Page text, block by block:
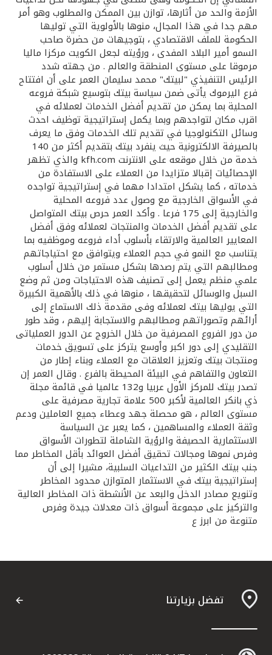
الأزمة والحد من أثارها، توازن بين الممكن والمطلوب وهو أمر
مهم جدا في هذا المجال، منوها بالأولوية التي توليها
الحكومة للملف الاقتصادي ، بتوجيهات من حضرة صاحب
السمو أمير البلاد المفدى ، ورؤيته لجعل الكويت مركزا ماليا
مرموقا على مستوى المنطقة والعالم . من جهته شدد
الرئيس التنفيذي "لبيتك" محمد سليمان العمر على أن افتتاح
فرع اليرموك يأتى ضمن سياسة بيتك بتوسيع شبكة فروعه
المحلية بما يمكن من تقديم أفضل الخدمات لعملائه في
اقرب مكان لتواجدهم وبما يكمل إستراتيجية توظيف احدث
وسائل التكنولوجيا في تقديم تلك الخدمات وفق ما يعرف
بالصيرفة الالكترونية حيث ينفرد بيتك بتقديم أكثر من 140
خدمة من خلال موقعه على الانترنت kfh.com والذي تظهر
الإحصائيات إقبالا متزايدا من العملاء على الاستفادة من
خدماته ، كما يشكل امتدادا مهما في إستراتيجية تواجده
في الأسواق الخارجية مع وصول عدد فروعه المحلية
والخارجية إلى 175 فرعا . وأكد العمر حرص بيتك المتواصل
على تقديم أفضل الخدمات والمنتجات لعملائه وفق أفضل
المعايير العالمية والارتقاء بأسلوب أداء فروعه وموظفيه بما
يتناسب مع النمو في حجم العملاء ويتوافق مع احتياجاتهم
ومطالبهم التي يتم رصدها بشكل مستمر من خلال أسلوب
علمي منظم يعمل إلى تصنيف هذه الاحتياجات ومن ثم وضع
السبل والوسائل لتحقيقها ، منوها في ذلك بالأهمية الكبيرة
التي يوليها بيتك لعملائه وفى مقدمة ذلك الاستماع إلى
أرائهم وتصوراتهم ومطالبهم والاستجابة إليهم ، وقد طور
من دور الفروع المصرفية من خلال الخروج عن الدور العملياتى
التقليدي إلى دور اكبر وأوسع يتركز على تسويق خدمات
ومنتجات بيتك وتعزيز العلاقات مع العملاء وبناء إطار من
التعاون والتفاهم في البيئة المحيطة بالفرع . وقال العمر إن
تصدر بيتك للمركز الأول عربيا و132 عالميا في قائمة مجلة
ذي بانكر العالمية لأكبر 500 علامة تجارية مصرفية على
مستوى العالم ، هو محصلة جهد وعطاء جميع العاملين ودعم
وثقة العملاء والمساهمين ، كما يعبر عن السياسة
الاستثمارية الحصيفة والرؤية الشاملة لتطورات الأسواق
وفرص نموها ومجالات تحقيق أفضل العوائد بأقل المخاطر مما
جنب بيتك الكثير من التداعيات السلبية، مشيرا إلى أن
إستراتيجية بيتك في الاستثمار المتوازن محدود المخاطر
وتنويع مصادر الدخل والبعد عن الأنشطة ذات المخاطر العالية
والتركيز على مجموعة أسواق ذات معدلات جيدة وفرص
متنوعة من ابرز ع
تفضل بزيارتنا